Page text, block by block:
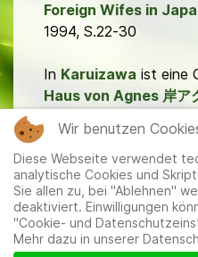
Foreign Wifes in
1994, S.22-30
In Karuizawa ist eine
Haus von Agnes 岸ア
Mitglieder|Impressum|
Wir benutzen
Diese Webseite verwendet
analytische Cookies und
Sie allen zu, bei "Ablehnen"
deaktiviert. Einwilligungen
"Cookie- und
Mehr dazu in unserer